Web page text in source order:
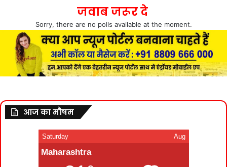
जवाब जरूर दे
Sorry, there are no polls available at the moment.
आज का मौषम
Saturday Aug
Maharashtra